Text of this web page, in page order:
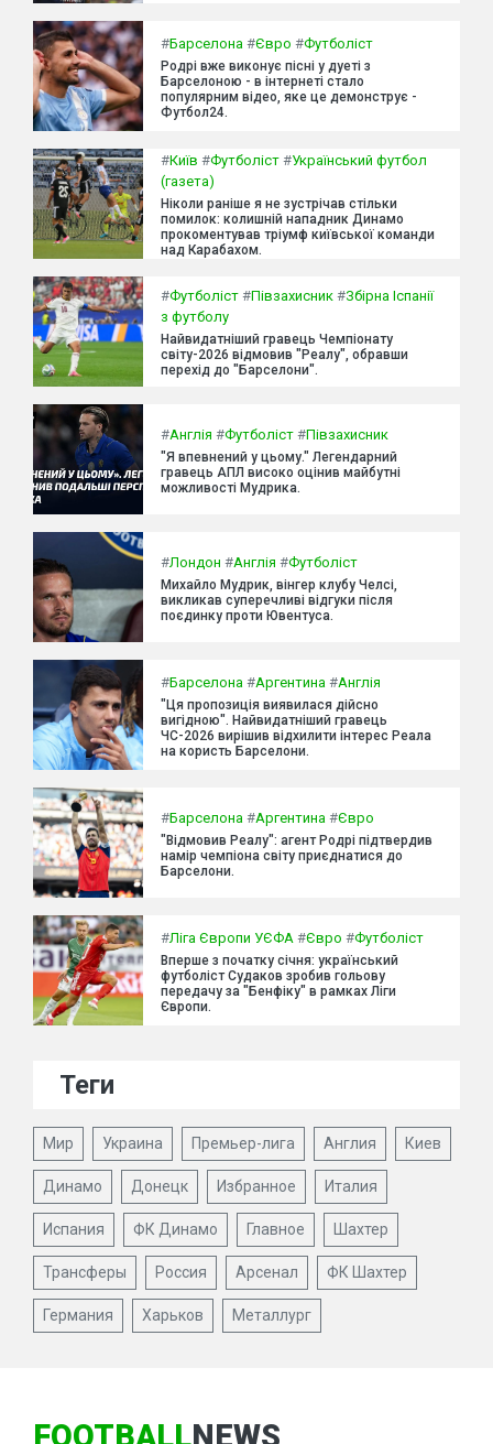
#Барселона #Євро #Футболіст
Родрі вже виконує пісні у дуеті з
Барселоною - в інтернеті стало
популярним відео, яке це демонструє -
Футбол24.
#Київ #Футболіст #Український футбол
(газета)
Ніколи раніше я не зустрічав стільки
помилок: колишній нападник Динамо
прокоментував тріумф київської команди
над Карабахом.
#Футболіст #Півзахисник #Збірна Іспанії
з футболу
Найвидатніший гравець Чемпіонату
світу-2026 відмовив "Реалу", обравши
перехід до "Барселони".
#Англія #Футболіст #Півзахисник
"Я впевнений у цьому." Легендарний
гравець АПЛ високо оцінив майбутні
можливості Мудрика.
#Лондон #Англія #Футболіст
Михайло Мудрик, вінгер клубу Челсі,
викликав суперечливі відгуки після
поєдинку проти Ювентуса.
#Барселона #Аргентина #Англія
"Ця пропозиція виявилася дійсно
вигідною". Найвидатніший гравець
ЧС-2026 вирішив відхилити інтерес Реала
на користь Барселони.
#Барселона #Аргентина #Євро
"Відмовив Реалу": агент Родрі підтвердив
намір чемпіона світу приєднатися до
Барселони.
#Ліга Європи УЄФА #Євро #Футболіст
Вперше з початку січня: український
футболіст Судаков зробив гольову
передачу за "Бенфіку" в рамках Ліги
Європи.
Теги
Мир Украина Премьер-лига Англия Киев
Динамо Донецк Избранное Италия
Испания ФК Динамо Главное Шахтер
Трансферы Россия Арсенал ФК Шахтер
Германия Харьков Металлург
FOOTBALLNEWS